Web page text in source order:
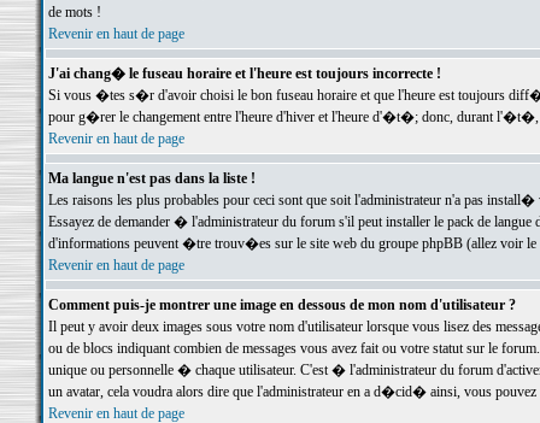
de mots !
Revenir en haut de page
J'ai chang� le fuseau horaire et l'heure est toujours incorrecte !
Si vous �tes s�r d'avoir choisi le bon fuseau horaire et que l'heure est toujours
pour g�rer le changement entre l'heure d'hiver et l'heure d'�t�; donc, durant
Revenir en haut de page
Ma langue n'est pas dans la liste !
Les raisons les plus probables pour ceci sont que soit l'administrateur n'a pas
Essayez de demander � l'administrateur du forum s'il peut installer le pack de
d'informations peuvent �tre trouv�es sur le site web du groupe phpBB (allez voir le
Revenir en haut de page
Comment puis-je montrer une image en dessous de mon nom d'utilisateur ?
Il peut y avoir deux images sous votre nom d'utilisateur lorsque vous lisez des
ou de blocs indiquant combien de messages vous avez fait ou votre statut sur le
unique ou personnelle � chaque utilisateur. C'est � l'administrateur du forum
un avatar, cela voudra alors dire que l'administrateur en a d�cid� ainsi, vous
Revenir en haut de page